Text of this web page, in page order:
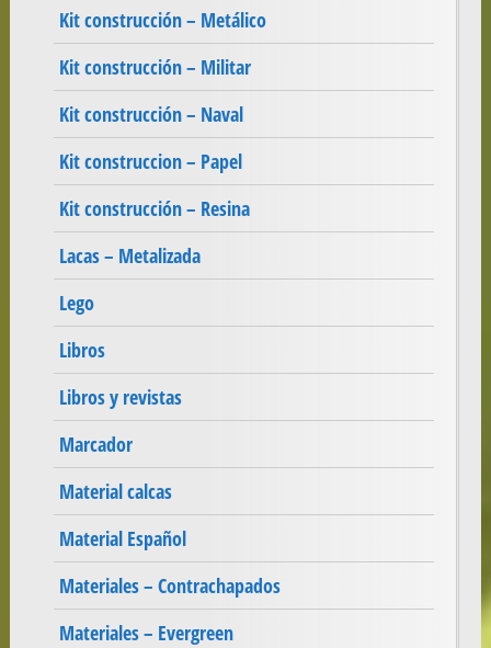
Kit construcción – Metálico
Kit construcción – Militar
Kit construcción – Naval
Kit construccion – Papel
Kit construcción – Resina
Lacas – Metalizada
Lego
Libros
Libros y revistas
Marcador
Material calcas
Material Español
Materiales – Contrachapados
Materiales – Evergreen